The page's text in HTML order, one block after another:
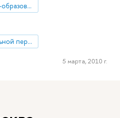
дополнительное и бизнес-образование
программы профессиональной переподготовки
5 марта, 2010 г.